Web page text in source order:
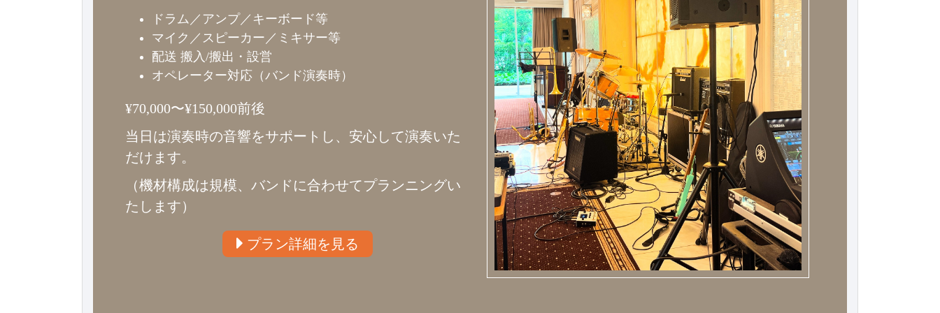
ドラム／アンプ／キーボード等
マイク／スピーカー／ミキサー等
配送 搬入/搬出・設営
オペレーター対応（バンド演奏時）
¥70,000〜¥150,000前後
当日は演奏時の音響をサポートし、安心して演奏いた
だけます。
（機材構成は規模、バンドに合わせてプランニングい
たします）
プラン詳細を見る